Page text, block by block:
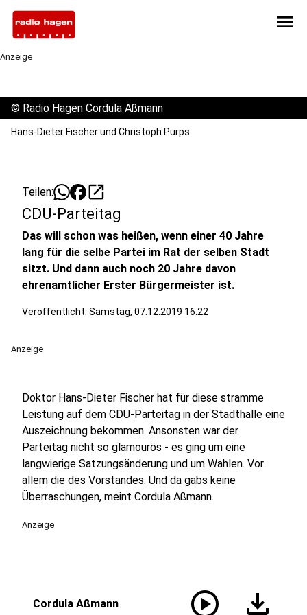
menu
Anzeige
© Radio Hagen Cordula Aßmann
Hans-Dieter Fischer und Christoph Purps
Teilen: open_in_new
CDU-Parteitag
Das will schon was heißen, wenn einer 40 Jahre
lang für die selbe Partei im Rat der selben Stadt
sitzt. Und dann auch noch 20 Jahre davon
ehrenamtlicher Erster Bürgermeister ist.
Veröffentlicht: Samstag, 07.12.2019 16:22
Anzeige
Doktor Hans-Dieter Fischer hat für diese stramme
Leistung auf dem CDU-Parteitag in der Stadthalle eine
Auszeichnung bekommen. Ansonsten war der
Parteitag nicht so glamourös - es ging um eine
langwierige Satzungsänderung und um Wahlen. Vor
allem die des Vorstandes. Und da gabs keine
Überraschungen, meint Cordula Aßmann.
Anzeige
Cordula Aßmann play_circle download